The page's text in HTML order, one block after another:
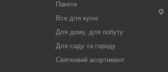
Пакети
Все для кухні
Для дому, для побуту
Для саду та городу
Святковий асортимент